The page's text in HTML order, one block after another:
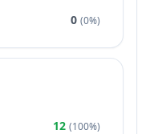
0 (0%)
12 (100%)